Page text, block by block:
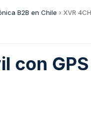
B2B en Chile › XVR
con